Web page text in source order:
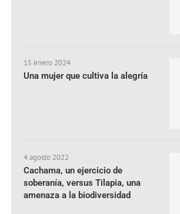
15 enero 2024
Una mujer que cultiva la alegría
4 agosto 2022
Cachama, un ejercicio de
soberanía, versus Tilapia, una
amenaza a la biodiversidad